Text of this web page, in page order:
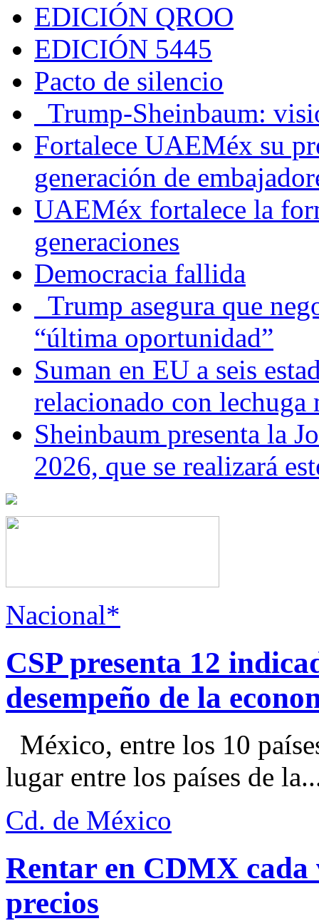
EDICIÓN QROO
EDICIÓN 5445
Pacto de silencio
Trump-Sheinbaum:
Fortalece UAEMéx su
generación de
UAEMéx fortalece la
generaciones
Democracia fallida
Trump asegura que
“última oportunidad”
Suman en EU a seis
relacionado con lechuga
Sheinbaum presenta la
2026, que se realizará
Nacional*
CSP presenta 12
desempeño de la
México, entre los 10
lugar entre los países de
Cd. de México
Rentar en CDMX cada
precios